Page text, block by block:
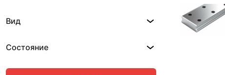
Вид
Состояние